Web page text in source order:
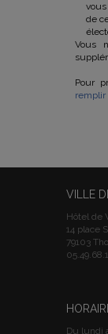
de
Vous
Pour
remplir
VILLE
Hôtel de
14 place
79103
Du lundi